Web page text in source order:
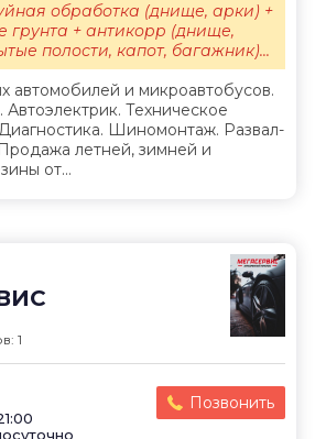
автомобилей и микроавтобусов.
Автоэлектрик. Техническое
Шиномонтаж. Развал-
летней, зимней и
от...
обработка (днище, арки) +
грунта + антикорр (днище,
полости, капот, багажник)...
1
Позвонить